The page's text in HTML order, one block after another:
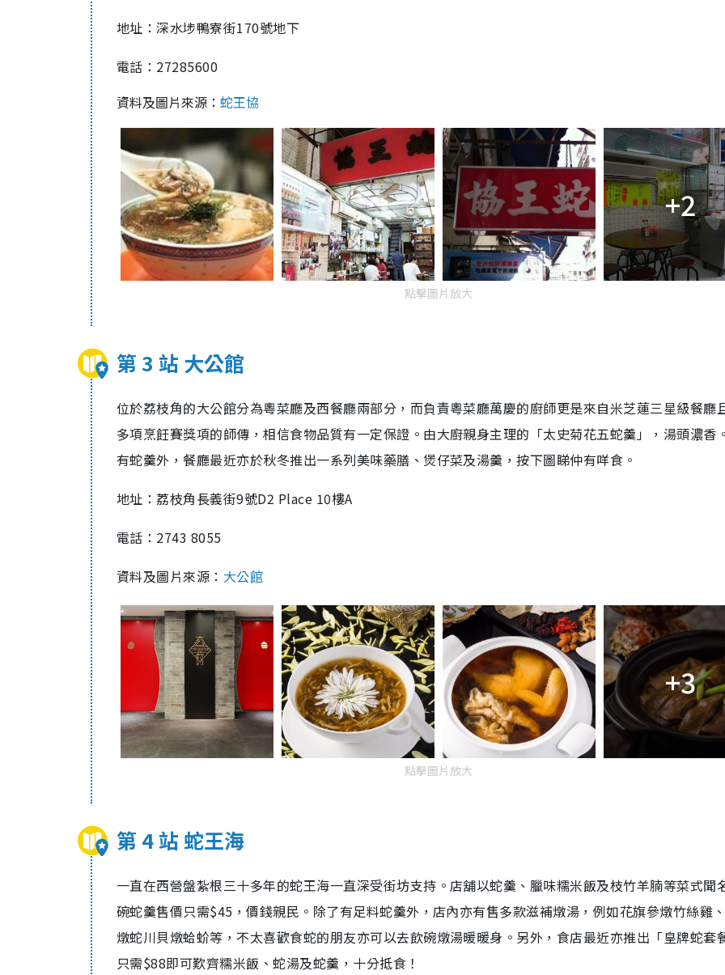
地址：深水埗鴨寮街170號地下
電話：27285600
資料及圖片來源： 蛇王協
+2
點擊圖片放大
第 3 站 大公館
位於荔枝角的大公館分為粵菜廳及西餐廳兩部分，而負責粵菜廳萬慶的廚師更是來自米芝蓮三星級餐廳
多項烹飪賽獎項的師傳，相信食物品質有一定保證。由大廚親身主理的「太史菊花五蛇羹」，湯頭濃香
有蛇羹外，餐廳最近亦於秋冬推出一系列美味藥膳、煲仔菜及湯羹，按下圖睇仲有咩食。
地址：荔枝角長義街9號D2 Place 10樓A
電話：2743 8055
資料及圖片來源： 大公館
+3
點擊圖片放大
第 4 站 蛇王海
一直在西營盤紮根三十多年的蛇王海一直深受街坊支持。店舖以蛇羹、臘味糯米飯及枝竹羊腩等菜式聞
碗蛇羹售價只需$45，價錢親民。除了有足料蛇羹外，店內亦有售多款滋補燉湯，例如花旗參燉竹絲雞
燉蛇川貝燉蛤蚧等，不太喜歡食蛇的朋友亦可以去飲碗燉湯暖暖身。另外，食店最近亦推出「皇牌蛇套
只需$88即可歎齊糯米飯、蛇湯及蛇羹，十分抵食！